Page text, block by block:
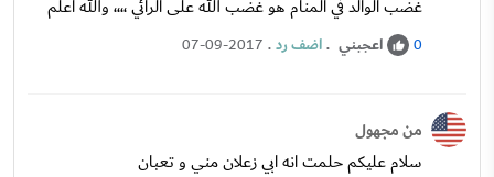
غضب الوالد في المنام هو غضب الله على الرائي ،،،، والله اعلم
0 اعجبني .اضف رد.
07-09-2017
من مجهول
سلام عليكم حلمت انه ابي زعلان مني و تعبان